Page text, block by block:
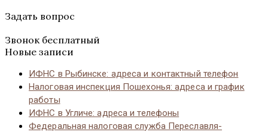
Задать вопрос
Звонок бесплатный
Новые записи
ИФНС в Рыбинске: адреса и контактный телефон
Налоговая инспекция Пошехонья: адреса и график
работы
ИФНС в Угличе: адреса и телефоны
Федеральная налоговая служба Переславля-